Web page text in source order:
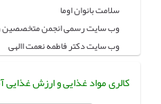
سلامت بانوان اوما
وب سایت رسمی انجمن متخصصین
وب سایت دکتر فاطمه نعمت االهی
کالری مواد غذایی و ارزش غذایی